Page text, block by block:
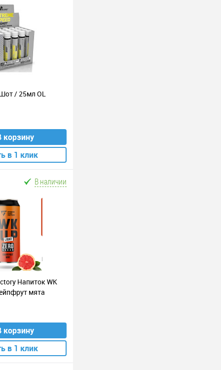
/ 25мл OL
корзину
в 1 клик
В наличии
Напиток WK
мята
корзину
в 1 клик